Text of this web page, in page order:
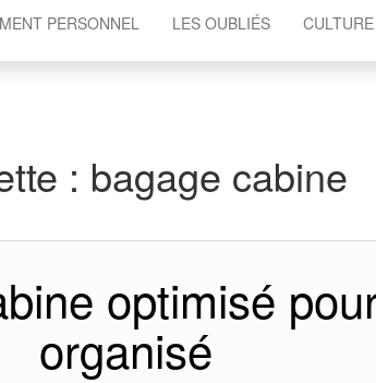
PERSONNEL LES OUBLIÉS CULTURE
: bagage cabine
optimisé
organisé